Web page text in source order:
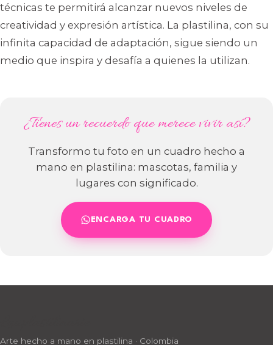
técnicas te permitirá alcanzar nuevos niveles de
creatividad y expresión artística. La plastilina, con su
infinita capacidad de adaptación, sigue siendo un
medio que inspira y desafía a quienes la utilizan.
¿Tienes un recuerdo que merece vivir así?
Transformo tu foto en un cuadro hecho a
mano en plastilina: mascotas, familia y
lugares con significado.
ENCARGA TU CUADRO
Arte hecho a mano en plastilina · Colombia